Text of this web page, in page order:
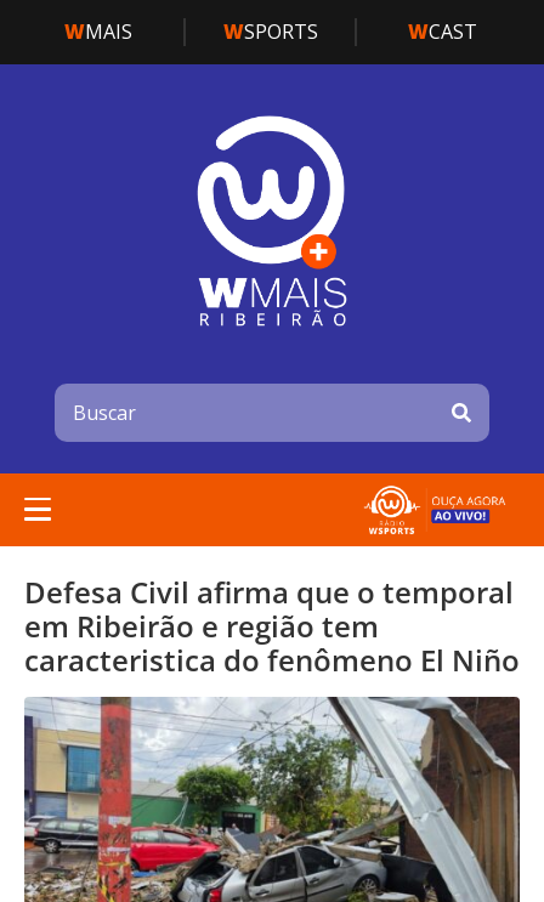
WMAIS WSPORTS WCAST
Defesa Civil afirma que o temporal
em Ribeirão e região tem
caracteristica do fenômeno El Niño